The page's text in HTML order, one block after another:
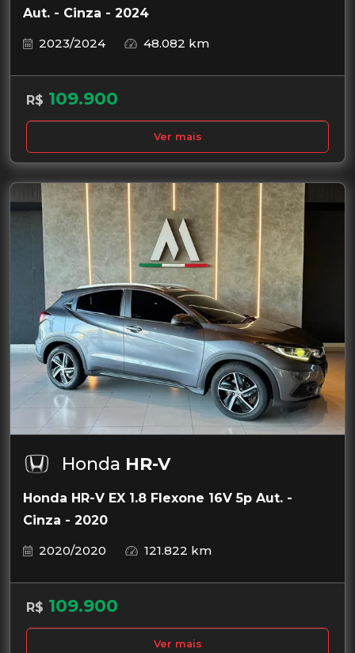
Aut. - Cinza - 2024
2023/2024
48.082 km
R$ 109.900
Ver mais
Honda HR-V
Honda HR-V EX 1.8 Flexone 16V 5p Aut. -
Cinza - 2020
2020/2020
121.822 km
R$ 109.900
Ver mais